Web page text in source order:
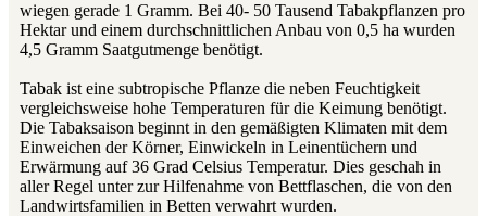
wiegen gerade 1 Gramm. Bei 40- 50 Tausend Tabakpflanzen pro
Hektar und einem durchschnittlichen Anbau von 0,5 ha wurden
4,5 Gramm Saatgutmenge benötigt.
Tabak ist eine subtropische Pflanze die neben Feuchtigkeit
vergleichsweise hohe Temperaturen für die Keimung benötigt.
Die Tabaksaison beginnt in den gemäßigten Klimaten mit dem
Einweichen der Körner, Einwickeln in Leinentüchern und
Erwärmung auf 36 Grad Celsius Temperatur. Dies geschah in
aller Regel unter zur Hilfenahme von Bettflaschen, die von den
Landwirtsfamilien in Betten verwahrt wurden.